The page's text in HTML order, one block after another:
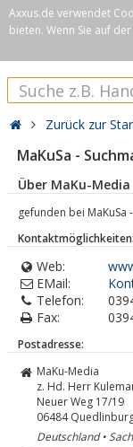
Axxus.de verwendet
bieten. Wenn Sie auf
Zurück zur
MaKuSa -
Über MaKu-Media
gefunden bei MaKuSa
Kontaktmöglichkeiten:
Web:
EMail:
Telefon:
Fax:
Postadresse:
MaKu-Media
z. Hd. Herr
Neuer Weg 17/19
06484
Deutschland •